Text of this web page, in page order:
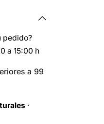
pedido?
a 15:00 h
a 99
·